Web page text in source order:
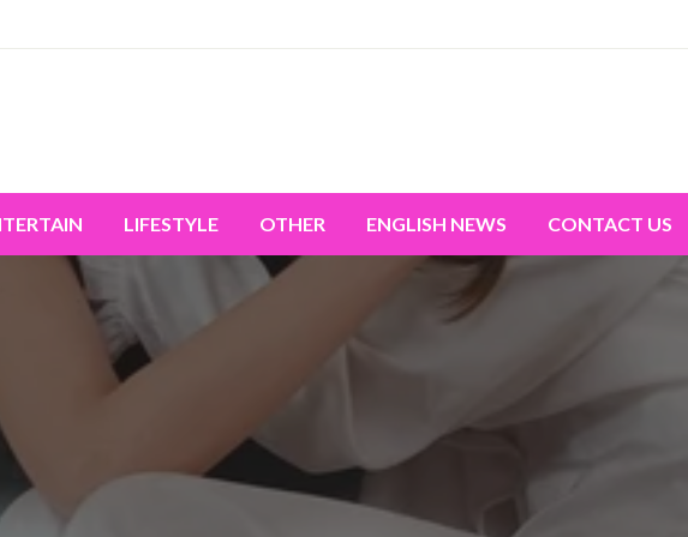
LIFESTYLE OTHER ENGLISH NEWS CONTACT US